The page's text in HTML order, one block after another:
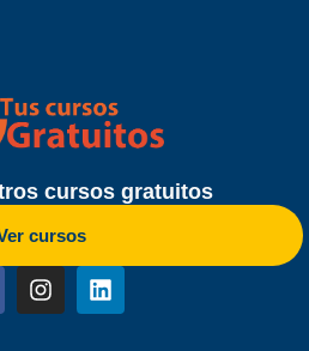
cursos gratuitos
cursos